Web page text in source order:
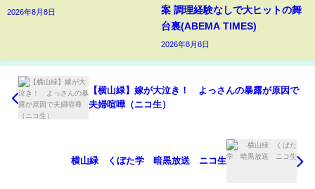
2026年8月8日
案 調理経験なしで大ヒットの舞
台裏(ABEMA TIMES)
2026年8月8日
【横山緑】嫁が大泣き！ よっさんの暴露が原因で
夫婦喧嘩（ニコ生）
横山緑 くぼた学 暗黒放送 ニコ生